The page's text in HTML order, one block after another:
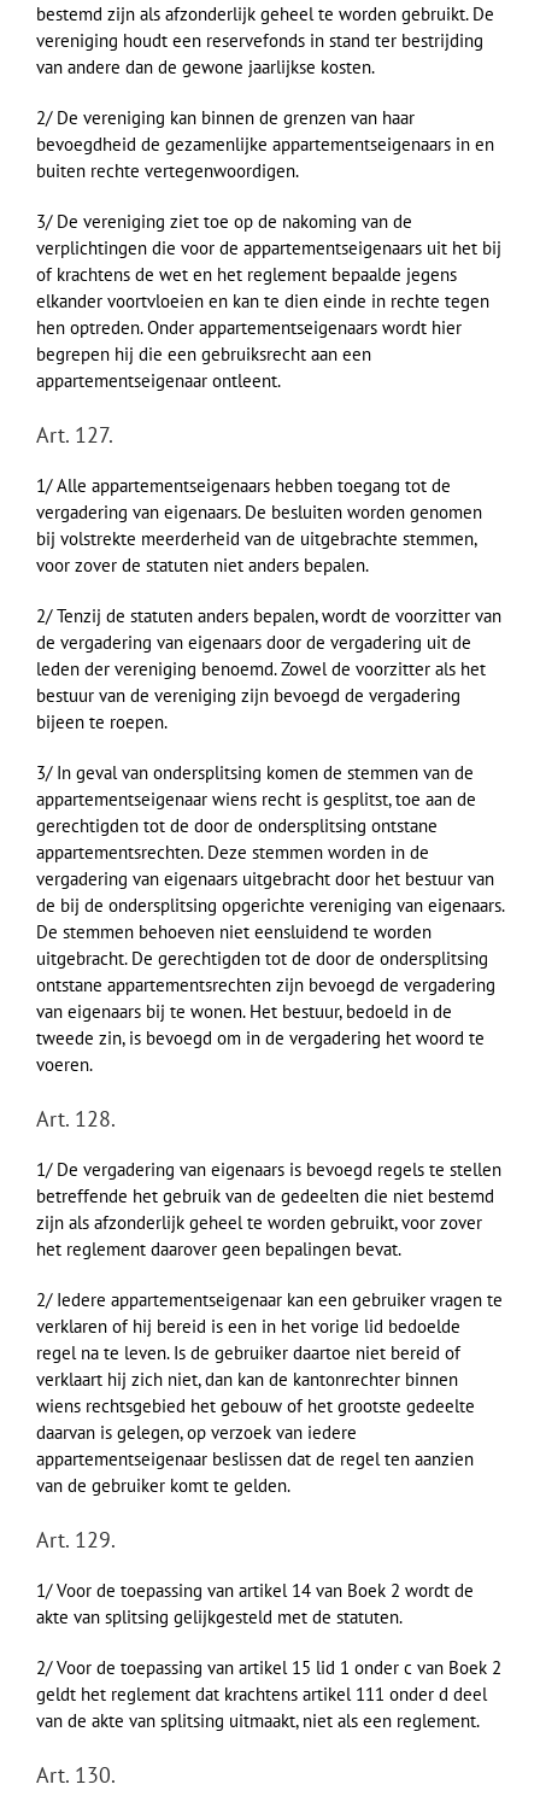
bestemd zijn als afzonderlijk geheel te worden gebruikt. De
vereniging houdt een reservefonds in stand ter bestrijding
van andere dan de gewone jaarlijkse kosten.
2/ De vereniging kan binnen de grenzen van haar
bevoegdheid de gezamenlijke appartementseigenaars in en
buiten rechte vertegenwoordigen.
3/ De vereniging ziet toe op de nakoming van de
verplichtingen die voor de appartementseigenaars uit het bij
of krachtens de wet en het reglement bepaalde jegens
elkander voortvloeien en kan te dien einde in rechte tegen
hen optreden. Onder appartementseigenaars wordt hier
begrepen hij die een gebruiksrecht aan een
appartementseigenaar ontleent.
Art. 127.
1/ Alle appartementseigenaars hebben toegang tot de
vergadering van eigenaars. De besluiten worden genomen
bij volstrekte meerderheid van de uitgebrachte stemmen,
voor zover de statuten niet anders bepalen.
2/ Tenzij de statuten anders bepalen, wordt de voorzitter van
de vergadering van eigenaars door de vergadering uit de
leden der vereniging benoemd. Zowel de voorzitter als het
bestuur van de vereniging zijn bevoegd de vergadering
bijeen te roepen.
3/ In geval van ondersplitsing komen de stemmen van de
appartementseigenaar wiens recht is gesplitst, toe aan de
gerechtigden tot de door de ondersplitsing ontstane
appartementsrechten. Deze stemmen worden in de
vergadering van eigenaars uitgebracht door het bestuur van
de bij de ondersplitsing opgerichte vereniging van eigenaars.
De stemmen behoeven niet eensluidend te worden
uitgebracht. De gerechtigden tot de door de ondersplitsing
ontstane appartementsrechten zijn bevoegd de vergadering
van eigenaars bij te wonen. Het bestuur, bedoeld in de
tweede zin, is bevoegd om in de vergadering het woord te
voeren.
Art. 128.
1/ De vergadering van eigenaars is bevoegd regels te stellen
betreffende het gebruik van de gedeelten die niet bestemd
zijn als afzonderlijk geheel te worden gebruikt, voor zover
het reglement daarover geen bepalingen bevat.
2/ Iedere appartementseigenaar kan een gebruiker vragen te
verklaren of hij bereid is een in het vorige lid bedoelde
regel na te leven. Is de gebruiker daartoe niet bereid of
verklaart hij zich niet, dan kan de kantonrechter binnen
wiens rechtsgebied het gebouw of het grootste gedeelte
daarvan is gelegen, op verzoek van iedere
appartementseigenaar beslissen dat de regel ten aanzien
van de gebruiker komt te gelden.
Art. 129.
1/ Voor de toepassing van artikel 14 van Boek 2 wordt de
akte van splitsing gelijkgesteld met de statuten.
2/ Voor de toepassing van artikel 15 lid 1 onder c van Boek 2
geldt het reglement dat krachtens artikel 111 onder d deel
van de akte van splitsing uitmaakt, niet als een reglement.
Art. 130.